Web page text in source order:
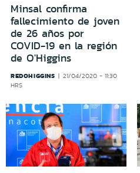
Minsal confirma
fallecimiento de joven
de 26 años por
COVID-19 en la región
de O'Higgins
REDOHIGGINS
21/04/2020 - 11:30
HRS